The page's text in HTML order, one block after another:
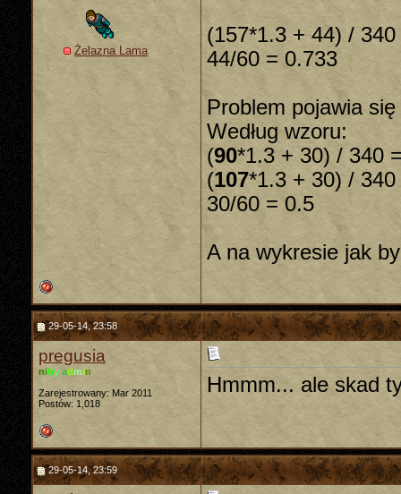
Żelazna Lama
(157*1.3 + 44) /
44/60 = 0.733
Problem pojawia
Według wzoru:
(90*1.3 + 30) / 340
(107*1.3 + 30) /
30/60 = 0.5
A na wykresie jak
29-05-14, 23:58
pregusia
niby admin
Zarejestrowany: Mar 2011
Postów: 1,018
Hmmm... ale skad
29-05-14, 23:59